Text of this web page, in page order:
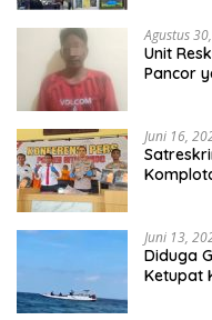
Agustus
Unit
Pancor
Juni 16,
Juni 13,
Diduga
Ketupat